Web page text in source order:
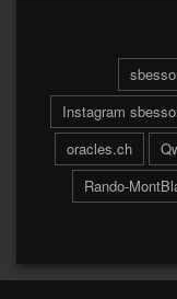
A travers
Instagram
oracles.ch
Rando-